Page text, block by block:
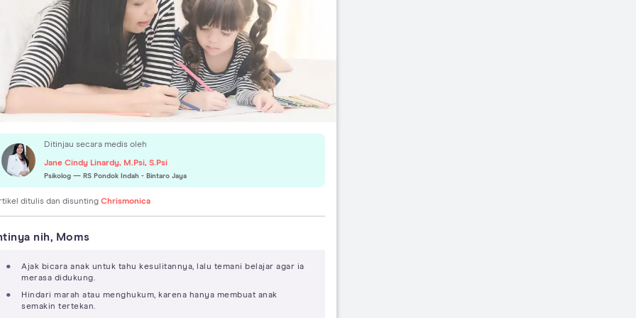
Ditinjau secara medis oleh
Jane Cindy Linardy, M.Psi, S.Psi
Psikolog — RS Pondok Indah - Bintaro Jaya
ditulis dan disunting Chrismonica
nih, Moms
Ajak bicara anak untuk tahu kesulitannya, lalu temani belajar agar ia
merasa didukung.
Hindari marah atau menghukum, karena hanya membuat anak
semakin tertekan.